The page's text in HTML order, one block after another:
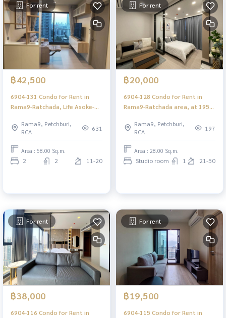
For rent
฿42,500
6904-131 Condo for Rent in
Rama9-Ratchada, Life Asoke-
Rama9, Petchburi,
RCA
631
Area : 58.00 Sq.m.
2 2 11-20
For rent
฿20,000
6904-128 Condo for Rent in
Rama9-Ratchada area, at 195
Rama9Rama9, Petchburi,
RCA
197
Area : 28.00 Sq.m.
Studio room 1 21-50
For rent
฿38,000
6904-116 Condo for Rent in
For rent
฿19,500
6904-115 Condo for Rent in